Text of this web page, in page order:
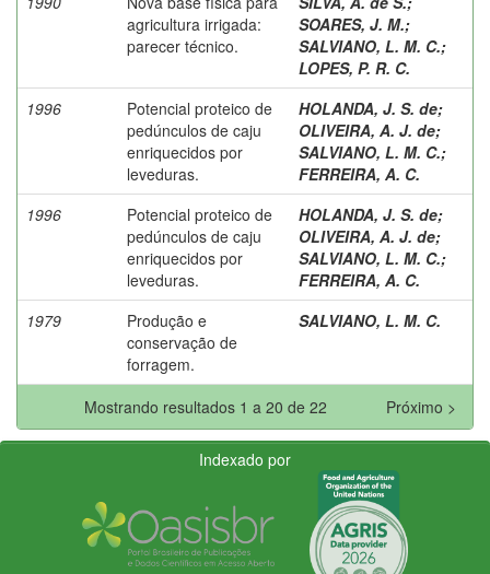
agricultura irrigada:
parecer técnico.
SOARES, J. M.;
SALVIANO, L. M. C.;
LOPES, P. R. C.
1996
Potencial proteico de
pedúnculos de caju
enriquecidos por
leveduras.
HOLANDA, J. S. de;
OLIVEIRA, A. J. de;
SALVIANO, L. M. C.;
FERREIRA, A. C.
1996
Potencial proteico de
pedúnculos de caju
enriquecidos por
leveduras.
HOLANDA, J. S. de;
OLIVEIRA, A. J. de;
SALVIANO, L. M. C.;
FERREIRA, A. C.
1979
Produção e
conservação de
forragem.
SALVIANO, L. M. C.
Mostrando resultados 1 a 20 de 22 Próximo >
Indexado por